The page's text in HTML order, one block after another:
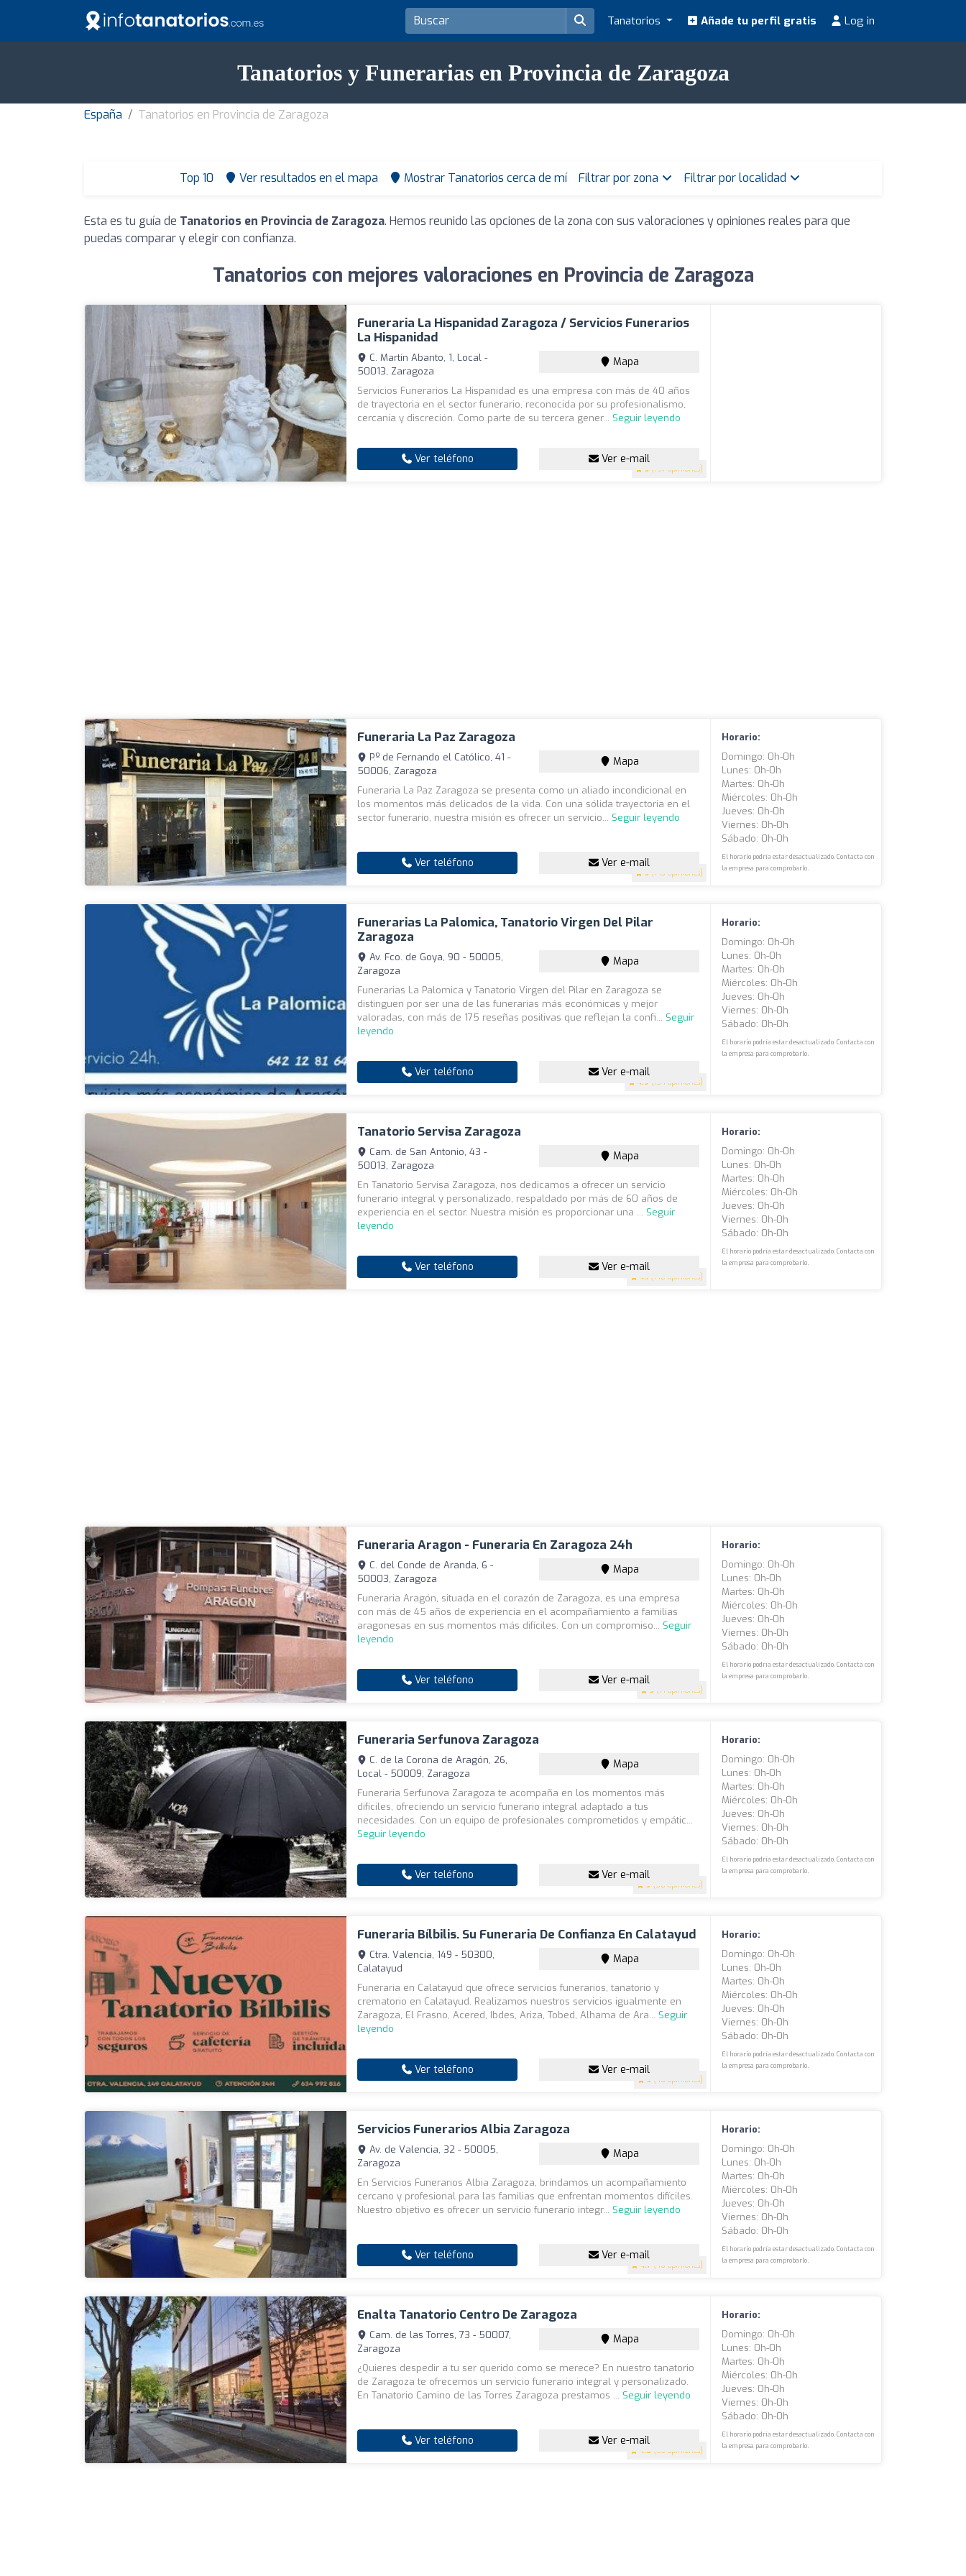
Tanatorios Añade tu perfil gratis Log in
Tanatorios y Funerarias en Provincia de Zaragoza
España Tanatorios en Provincia de Zaragoza
Top 10 Ver resultados en el mapa Mostrar Tanatorios cerca de mí Filtrar por zona Filtrar por localidad
Esta es tu guía de Tanatorios en Provincia de Zaragoza. Hemos reunido las opciones de la zona con sus valoraciones y opiniones reales para que
puedas comparar y elegir con confianza.
Tanatorios con mejores valoraciones en Provincia de Zaragoza
Funeraria La Hispanidad Zaragoza / Servicios Funerarios
La Hispanidad
5 (197 opiniones)
C. Martín Abanto, 1, Local -
50013, Zaragoza
Mapa
Servicios Funerarios La Hispanidad es una empresa con más de 40 años
de trayectoria en el sector funerario, reconocida por su profesionalismo,
cercanía y discreción. Como parte de su tercera gener... Seguir leyendo
Ver teléfono Ver e-mail
Funeraria La Paz Zaragoza
5 (143 opiniones)
P.º de Fernando el Católico, 41 -
50006, Zaragoza
Mapa
Funeraria La Paz Zaragoza se presenta como un aliado incondicional en
los momentos más delicados de la vida. Con una sólida trayectoria en el
sector funerario, nuestra misión es ofrecer un servicio... Seguir leyendo
Ver teléfono Ver e-mail
Horario:
Domingo: 0h-0h
Lunes: 0h-0h
Martes: 0h-0h
Miércoles: 0h-0h
Jueves: 0h-0h
Viernes: 0h-0h
Sábado: 0h-0h
El horario podría estar desactualizado. Contacta con
la empresa para comprobarlo.
Funerarias La Palomica, Tanatorio Virgen Del Pilar
Zaragoza
4.9 (134 opiniones)
Av. Fco. de Goya, 90 - 50005,
Zaragoza
Mapa
Funerarias La Palomica y Tanatorio Virgen del Pilar en Zaragoza se
distinguen por ser una de las funerarias más económicas y mejor
valoradas, con más de 175 reseñas positivas que reflejan la confi... Seguir
leyendo
Ver teléfono Ver e-mail
Horario:
Domingo: 0h-0h
Lunes: 0h-0h
Martes: 0h-0h
Miércoles: 0h-0h
Jueves: 0h-0h
Viernes: 0h-0h
Sábado: 0h-0h
El horario podría estar desactualizado. Contacta con
la empresa para comprobarlo.
Tanatorio Servisa Zaragoza
4.1 (140 opiniones)
Cam. de San Antonio, 43 -
50013, Zaragoza
Mapa
En Tanatorio Servisa Zaragoza, nos dedicamos a ofrecer un servicio
funerario integral y personalizado, respaldado por más de 60 años de
experiencia en el sector. Nuestra misión es proporcionar una ... Seguir
leyendo
Ver teléfono Ver e-mail
Horario:
Domingo: 0h-0h
Lunes: 0h-0h
Martes: 0h-0h
Miércoles: 0h-0h
Jueves: 0h-0h
Viernes: 0h-0h
Sábado: 0h-0h
El horario podría estar desactualizado. Contacta con
la empresa para comprobarlo.
Funeraria Aragon - Funeraria En Zaragoza 24h
5 (71 opiniones)
C. del Conde de Aranda, 6 -
50003, Zaragoza
Mapa
Funeraria Aragón, situada en el corazón de Zaragoza, es una empresa
con más de 45 años de experiencia en el acompañamiento a familias
aragonesas en sus momentos más difíciles. Con un compromiso... Seguir
leyendo
Ver teléfono Ver e-mail
Horario:
Domingo: 0h-0h
Lunes: 0h-0h
Martes: 0h-0h
Miércoles: 0h-0h
Jueves: 0h-0h
Viernes: 0h-0h
Sábado: 0h-0h
El horario podría estar desactualizado. Contacta con
la empresa para comprobarlo.
Funeraria Serfunova Zaragoza
5 (58 opiniones)
C. de la Corona de Aragón, 26,
Local - 50009, Zaragoza
Mapa
Funeraria Serfunova Zaragoza te acompaña en los momentos más
difíciles, ofreciendo un servicio funerario integral adaptado a tus
necesidades. Con un equipo de profesionales comprometidos y empátic...
Seguir leyendo
Ver teléfono Ver e-mail
Horario:
Domingo: 0h-0h
Lunes: 0h-0h
Martes: 0h-0h
Miércoles: 0h-0h
Jueves: 0h-0h
Viernes: 0h-0h
Sábado: 0h-0h
El horario podría estar desactualizado. Contacta con
la empresa para comprobarlo.
Funeraria Bílbilis. Su Funeraria De Confianza En Calatayud
5 (46 opiniones)
Ctra. Valencia, 149 - 50300,
Calatayud
Mapa
Funeraria en Calatayud que ofrece servicios funerarios, tanatorio y
crematorio en Calatayud. Realizamos nuestros servicios igualmente en
Zaragoza, El Frasno, Acered, Ibdes, Ariza, Tobed, Alhama de Ara... Seguir
leyendo
Ver teléfono Ver e-mail
Horario:
Domingo: 0h-0h
Lunes: 0h-0h
Martes: 0h-0h
Miércoles: 0h-0h
Jueves: 0h-0h
Viernes: 0h-0h
Sábado: 0h-0h
El horario podría estar desactualizado. Contacta con
la empresa para comprobarlo.
Servicios Funerarios Albia Zaragoza
4.7 (46 opiniones)
Av. de Valencia, 32 - 50005,
Zaragoza
Mapa
En Servicios Funerarios Albia Zaragoza, brindamos un acompañamiento
cercano y profesional para las familias que enfrentan momentos difíciles.
Nuestro objetivo es ofrecer un servicio funerario integr... Seguir leyendo
Ver teléfono Ver e-mail
Horario:
Domingo: 0h-0h
Lunes: 0h-0h
Martes: 0h-0h
Miércoles: 0h-0h
Jueves: 0h-0h
Viernes: 0h-0h
Sábado: 0h-0h
El horario podría estar desactualizado. Contacta con
la empresa para comprobarlo.
Enalta Tanatorio Centro De Zaragoza
4.6 (53 opiniones)
Cam. de las Torres, 73 - 50007,
Zaragoza
Mapa
¿Quieres despedir a tu ser querido como se merece? En nuestro tanatorio
de Zaragoza te ofrecemos un servicio funerario integral y personalizado.
En Tanatorio Camino de las Torres Zaragoza prestamos ... Seguir leyendo
Ver teléfono Ver e-mail
Horario:
Domingo: 0h-0h
Lunes: 0h-0h
Martes: 0h-0h
Miércoles: 0h-0h
Jueves: 0h-0h
Viernes: 0h-0h
Sábado: 0h-0h
El horario podría estar desactualizado. Contacta con
la empresa para comprobarlo.